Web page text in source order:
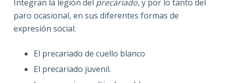
Integran la legión del precariado,y por lo tanto del
paro ocasional, en sus diferentes formas de
expresión social:
El precariado de cuello blanco
El precariado juvenil.